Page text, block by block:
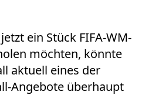
ein Stück FIFA-WM-
möchten, könnte
aktuell eines der
Angebote überhaupt